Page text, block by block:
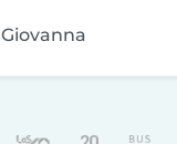
Giovanna